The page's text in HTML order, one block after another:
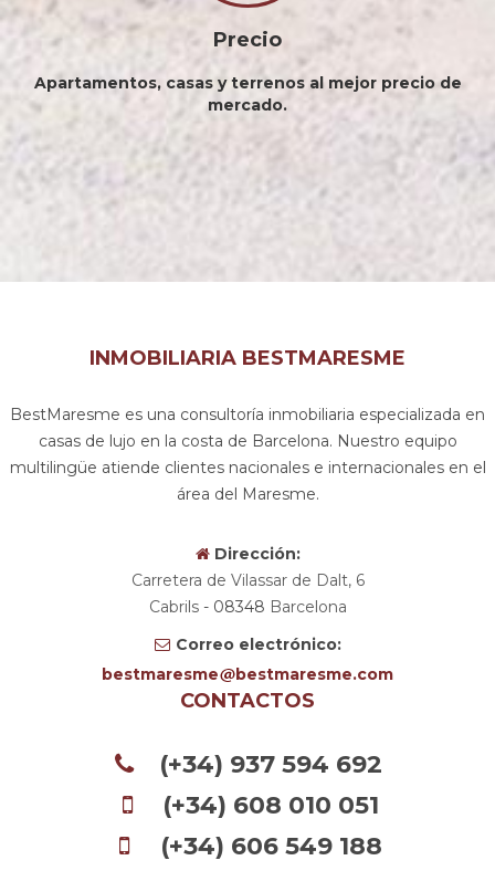
Precio
Apartamentos, casas y terrenos al mejor precio de
mercado.
INMOBILIARIA BESTMARESME
BestMaresme es una consultoría inmobiliaria especializada en
casas de lujo en la costa de Barcelona. Nuestro equipo
multilingüe atiende clientes nacionales e internacionales en el
área del Maresme.
Dirección:
Carretera de Vilassar de Dalt, 6
Cabrils- 08348 Barcelona
Correo electrónico:
bestmaresme
bestmaresme.com
CONTACTOS
(+34) 937 594 692
(+34) 608 010 051
(+34) 606 549 188